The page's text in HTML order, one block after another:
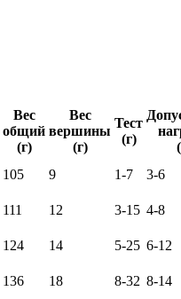
Вес
общий
(г)
Вес
вершины
(г)
Тест
(г)
105 9 1-7
3-6
111 12 3-15 4-8
124 14 5-25 6-12
136 18 8-32 8-14